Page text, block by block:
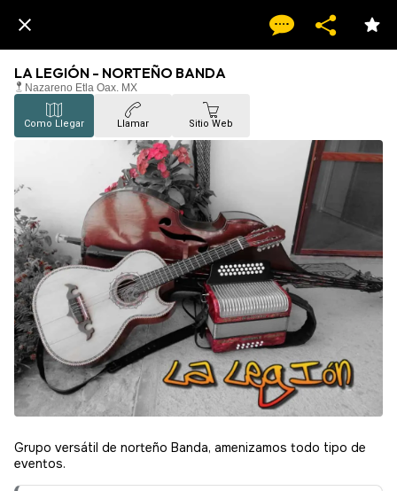
LA LEGIÓN - NORTEÑO BANDA
Nazareno Etla Oax. MX
Como Llegar Llamar Sitio Web
Grupo versátil de norteño Banda, amenizamos todo tipo de
eventos.